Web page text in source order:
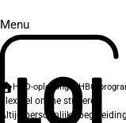
Menu
HBO-opleidingenHBO-
Flexibel online studeren
Altijd persoonlijke begeleiding